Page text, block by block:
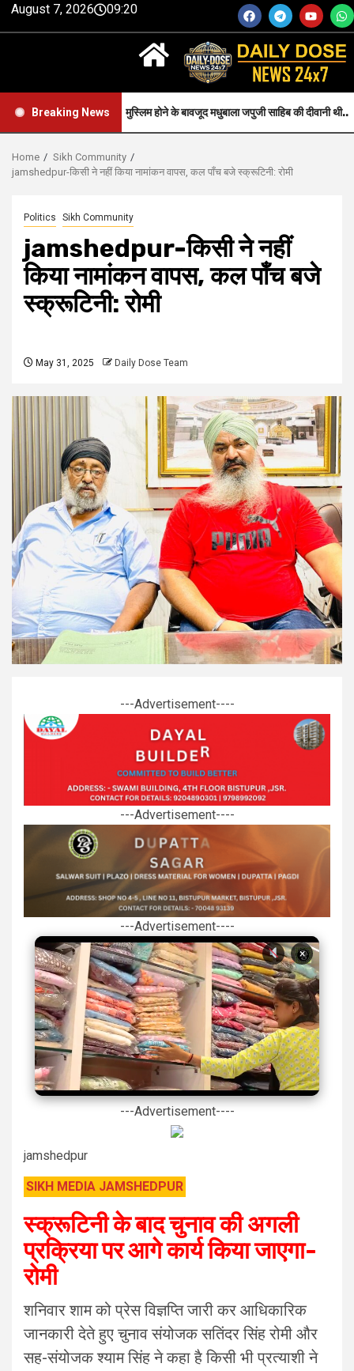
August 7, 2026 09:20
Breaking News
जन्म से मुस्लिम होने के बावजूद मधुबाला जपुजी साहिब की दीवानी थी..
Home
Sikh Community
jamshedpur-किसी ने नहीं किया नामांकन वापस, कल पाँच बजे स्क्रूटिनी: रोमी
Politics Sikh Community
jamshedpur-किसी ने नहीं
किया नामांकन वापस, कल पाँच बजे
स्क्रूटिनी: रोमी
May 31, 2025 Daily Dose Team
---Advertisement----
---Advertisement----
---Advertisement----
×
---Advertisement----
jamshedpur
SIKH MEDIA JAMSHEDPUR
स्क्रूटिनी के बाद चुनाव की अगली
प्रक्रिया पर आगे कार्य किया जाएगा-
रोमी
शनिवार शाम को प्रेस विज्ञप्ति जारी कर आधिकारिक
जानकारी देते हुए चुनाव संयोजक सतिंदर सिंह रोमी और
सह-संयोजक श्याम सिंह ने कहा है किसी भी प्रत्याशी ने